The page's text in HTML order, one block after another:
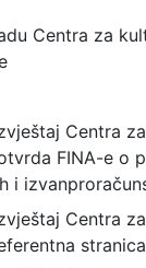
Centra za
Centra
FINA-e o
i
Centra
stranica